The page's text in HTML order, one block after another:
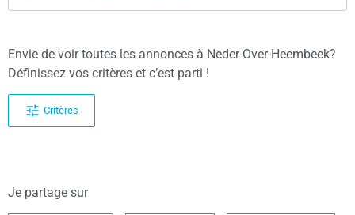
Envie de voir toutes les annonces à Neder-Over-Heembeek?
Définissez vos critères et c’est parti !
Critères
Je partage sur